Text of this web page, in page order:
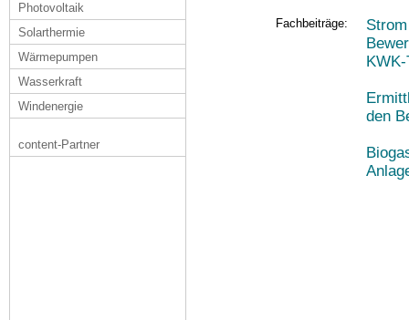
Photovoltaik
Solarthermie
Wärmepumpen
Wasserkraft
Windenergie
content-Partner
Fachbeiträge:
den